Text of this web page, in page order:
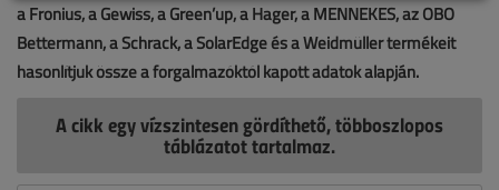
a Fronius, a Gewiss, a Green’up, a Hager, a MENNEKES, az OBO
Bettermann, a Schrack, a SolarEdge és a Weidmüller termékeit
hasonlítjuk össze a forgalmazóktól kapott adatok alapján.
A cikk egy vízszintesen gördíthető, többoszlopos
táblázatot tartalmaz.